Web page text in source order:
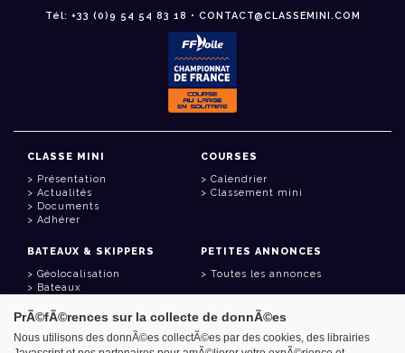
Tél: +33 (0)9 54 54 83 18 • CONTACT@CLASSEMINI.COM
CLASSE MINI
Présentation
Actualités
Documents
Adhérer
COURSES
Calendrier
Classement mini
BATEAUX & SKIPPERS
Géolocalisation
Bateaux
PETITES ANNONCES
Toutes les annonces
LIENS UTILES
PrÃ©fÃ©rences sur la collecte de donnÃ©es
Nous utilisons des donnÃ©es collectÃ©es par des cookies, des librairies